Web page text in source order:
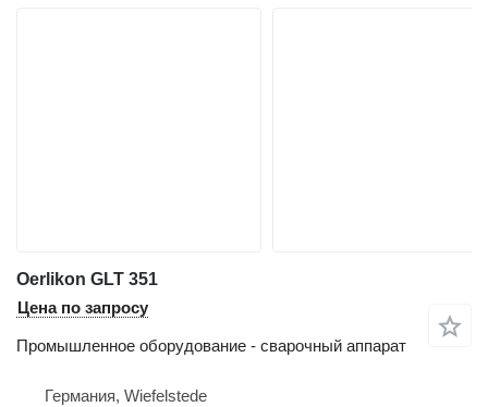
Oerlikon GLT 351
Цена по запросу
Промышленное оборудование - сварочный аппарат
Германия, Wiefelstede